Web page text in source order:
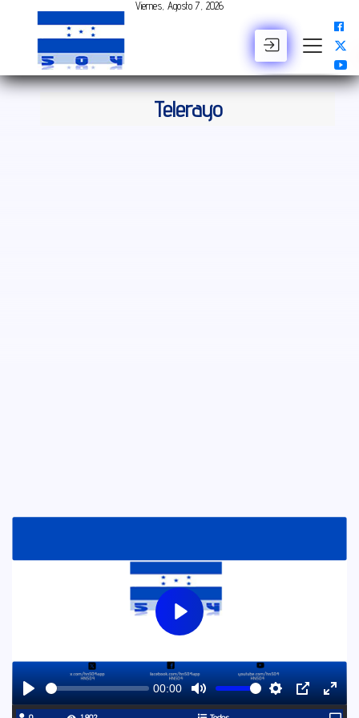
Viernes, Agosto 7, 2026
BUSCAR
Telerayo
Play
00:00
Mute Settings
PIP
Play